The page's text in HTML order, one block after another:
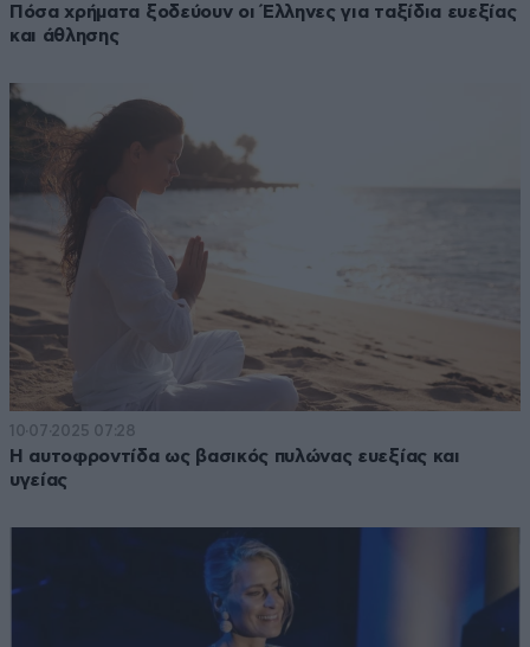
Πόσα χρήματα ξοδεύουν οι Έλληνες για ταξίδια ευεξίας
και άθλησης
10·07·2025 07:28
Η αυτοφροντίδα ως βασικός πυλώνας ευεξίας και
υγείας